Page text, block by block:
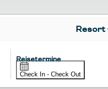
Resort
Reisetermine
Check In - Check Out